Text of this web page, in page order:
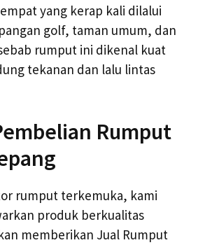
yang kerap kali dilalui
golf, taman umum, dan
rumput ini dikenal kuat
tekanan dan lalu lintas
Rumput
rumput terkemuka, kami
produk berkualitas
memberikan Jual Rumput